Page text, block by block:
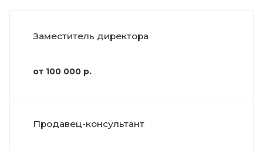
Заместитель директора
от 100 000 р.
Продавец-консультант